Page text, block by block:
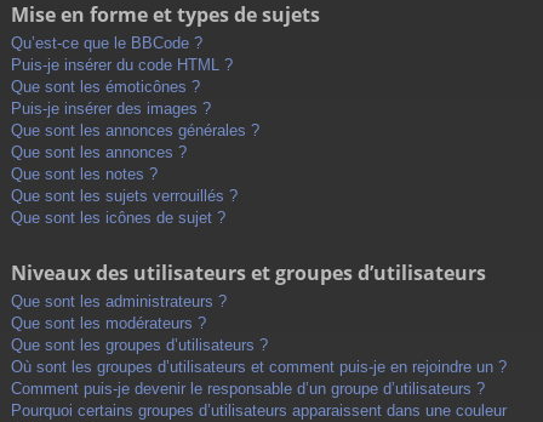
Mise en forme et types de sujets
Qu’est-ce que le BBCode ?
Puis-je insérer du code HTML ?
Que sont les émoticônes ?
Puis-je insérer des images ?
Que sont les annonces générales ?
Que sont les annonces ?
Que sont les notes ?
Que sont les sujets verrouillés ?
Que sont les icônes de sujet ?
Niveaux des utilisateurs et groupes d’utilisateurs
Que sont les administrateurs ?
Que sont les modérateurs ?
Que sont les groupes d’utilisateurs ?
Où sont les groupes d’utilisateurs et comment puis-je en rejoindre un ?
Comment puis-je devenir le responsable d’un groupe d’utilisateurs ?
Pourquoi certains groupes d’utilisateurs apparaissent dans une couleur